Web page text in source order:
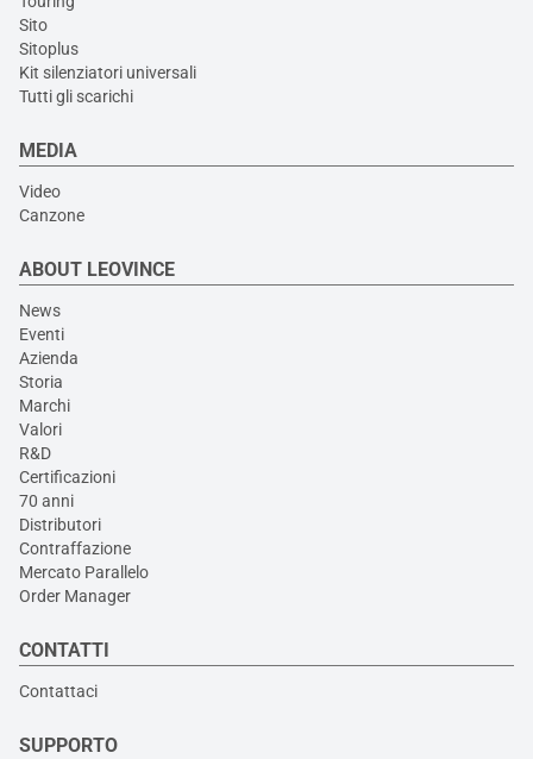
Sito
Sitoplus
Kit silenziatori universali
Tutti gli scarichi
MEDIA
Video
Canzone
ABOUT LEOVINCE
News
Eventi
Azienda
Storia
Marchi
Valori
R&D
Certificazioni
70 anni
Distributori
Contraffazione
Mercato Parallelo
Order Manager
CONTATTI
Contattaci
SUPPORTO